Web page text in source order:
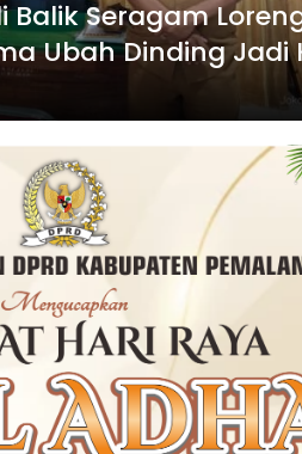
Balik Seragam
Ubah Dinding Jadi